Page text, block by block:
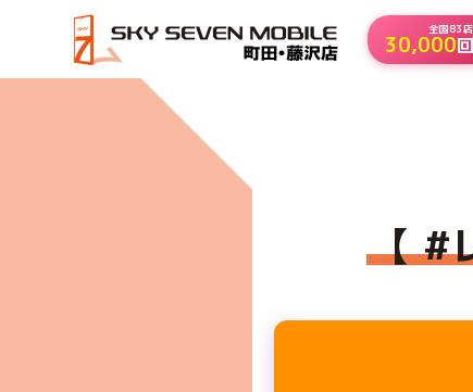
全国83
30,000
HOME 【 #レンタルスマホ からのお乗り換え】
【 #